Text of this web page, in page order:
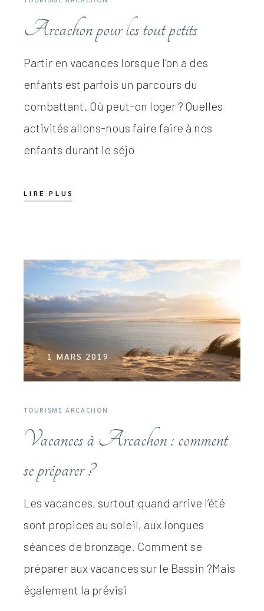
Arcachon pour les tout petits
Partir en vacances lorsque l’on a des
enfants est parfois un parcours du
combattant. Où peut-on loger ? Quelles
activités allons-nous faire faire à nos
enfants durant le séjo
LIRE PLUS
1 MARS 2019
TOURISME ARCACHON
Vacances à Arcachon : comment
se préparer ?
Les vacances, surtout quand arrive l’été
sont propices au soleil, aux longues
séances de bronzage. Comment se
préparer aux vacances sur le Bassin ?Mais
également la prévisi